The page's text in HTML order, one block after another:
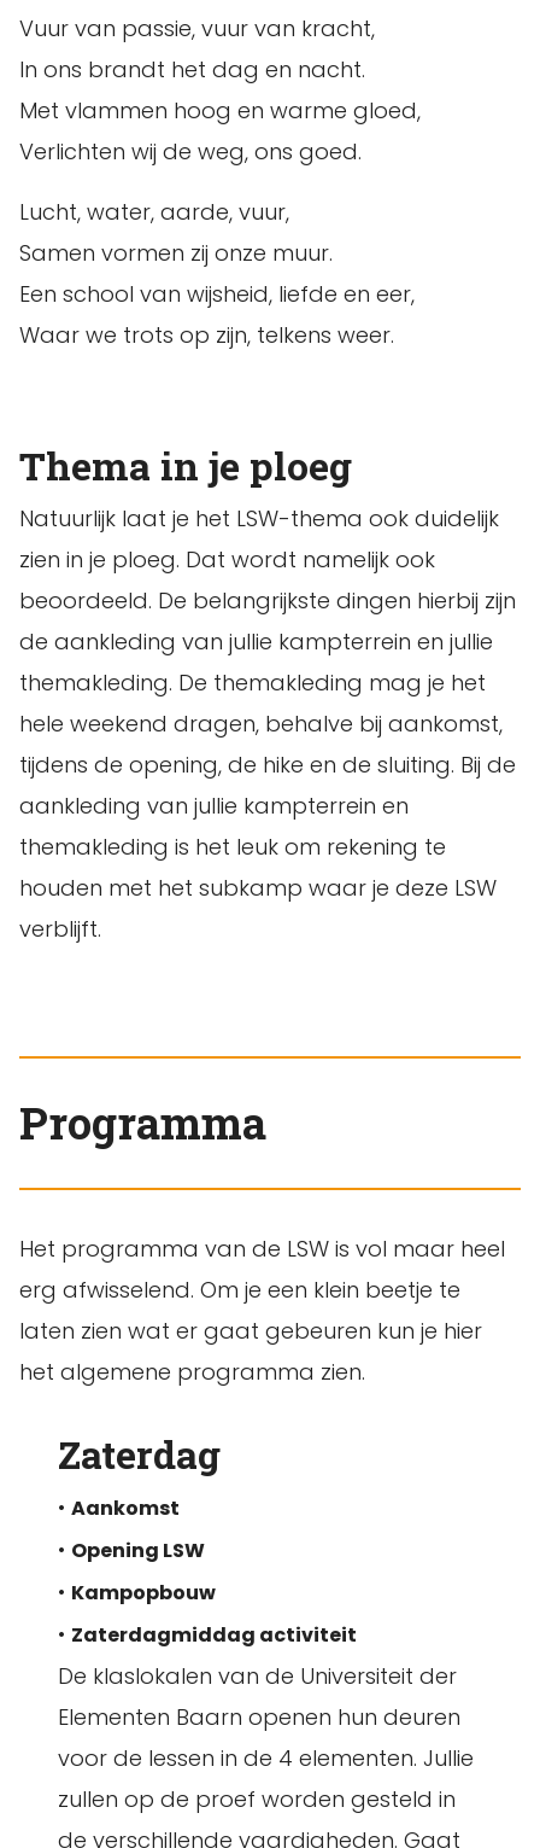
Vuur van passie, vuur van kracht,
In ons brandt het dag en nacht.
Met vlammen hoog en warme gloed,
Verlichten wij de weg, ons goed.
Lucht, water, aarde, vuur,
Samen vormen zij onze muur.
Een school van wijsheid, liefde en eer,
Waar we trots op zijn, telkens weer.
Thema in je ploeg
Natuurlijk laat je het LSW-thema ook duidelijk
zien in je ploeg. Dat wordt namelijk ook
beoordeeld. De belangrijkste dingen hierbij zijn
de aankleding van jullie kampterrein en jullie
themakleding. De themakleding mag je het
hele weekend dragen, behalve bij aankomst,
tijdens de opening, de hike en de sluiting. Bij de
aankleding van jullie kampterrein en
themakleding is het leuk om rekening te
houden met het subkamp waar je deze LSW
verblijft.
Programma
Het programma van de LSW is vol maar heel
erg afwisselend. Om je een klein beetje te
laten zien wat er gaat gebeuren kun je hier
het algemene programma zien.
Zaterdag
• Aankomst
• Opening LSW
• Kampopbouw
• Zaterdagmiddag activiteit
De klaslokalen van de Universiteit der
Elementen Baarn openen hun deuren
voor de lessen in de 4 elementen. Jullie
zullen op de proef worden gesteld in
de verschillende vaardigheden. Gaat